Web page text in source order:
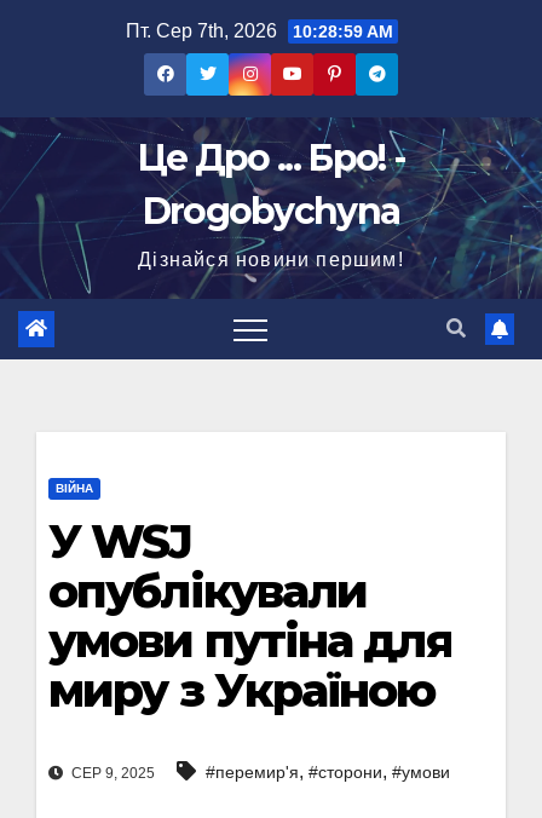
Пт. Сер 7th, 2026 10:29:00 AM
Це Дро ... Бро! -
Drogobychyna
Дізнайся новини першим!
ВІЙНА
У WSJ
опублікували
умови путіна для
миру з Україною
СЕР 9, 2025 #перемир'я, #сторони, #умови